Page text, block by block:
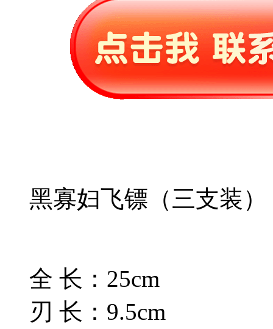
黑寡妇飞镖（三支装）
全 长：25cm
刃 长：9.5cm